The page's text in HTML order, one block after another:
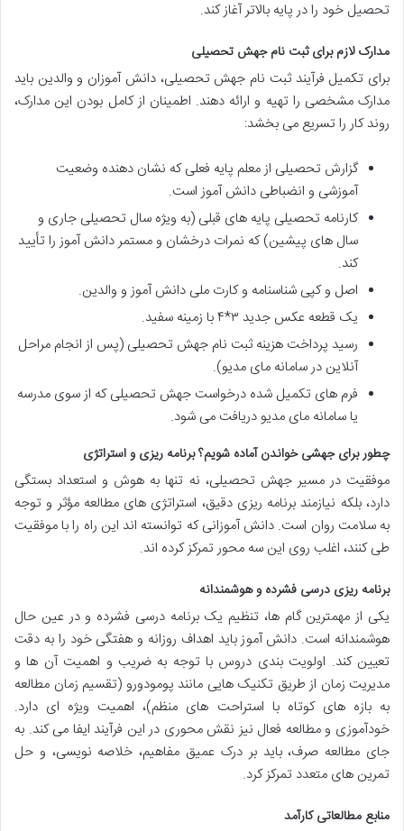
تحصیل خود را در پایه بالاتر آغاز کند.
مدارک لازم برای ثبت نام جهش تحصیلی
برای تکمیل فرآیند ثبت نام جهش تحصیلی، دانش آموزان و والدین باید
مدارک مشخصی را تهیه و ارائه دهند. اطمینان از کامل بودن این مدارک،
روند کار را تسریع می بخشد:
گزارش تحصیلی از معلم پایه فعلی که نشان دهنده وضعیت
آموزشی و انضباطی دانش آموز است.
کارنامه تحصیلی پایه های قبلی (به ویژه سال تحصیلی جاری و
سال های پیشین) که نمرات درخشان و مستمر دانش آموز را تأیید
کند.
اصل و کپی شناسنامه و کارت ملی دانش آموز و والدین.
یک قطعه عکس جدید ۳*۴ با زمینه سفید.
رسید پرداخت هزینه ثبت نام جهش تحصیلی (پس از انجام مراحل
آنلاین در سامانه مای مدیو).
فرم های تکمیل شده درخواست جهش تحصیلی که از سوی مدرسه
یا سامانه مای مدیو دریافت می شود.
چطور برای جهشی خواندن آماده شویم؟ برنامه ریزی و استراتژی
موفقیت در مسیر جهش تحصیلی، نه تنها به هوش و استعداد بستگی
دارد، بلکه نیازمند برنامه ریزی دقیق، استراتژی های مطالعه مؤثر و توجه
به سلامت روان است. دانش آموزانی که توانسته اند این راه را با موفقیت
طی کنند، اغلب روی این سه محور تمرکز کرده اند.
برنامه ریزی درسی فشرده و هوشمندانه
یکی از مهمترین گام ها، تنظیم یک برنامه درسی فشرده و در عین حال
هوشمندانه است. دانش آموز باید اهداف روزانه و هفتگی خود را به دقت
تعیین کند. اولویت بندی دروس با توجه به ضریب و اهمیت آن ها و
مدیریت زمان از طریق تکنیک هایی مانند پومودورو (تقسیم زمان مطالعه
به بازه های کوتاه با استراحت های منظم)، اهمیت ویژه ای دارد.
خودآموزی و مطالعه فعال نیز نقش محوری در این فرآیند ایفا می کند. به
جای مطالعه صرف، باید بر درک عمیق مفاهیم، خلاصه نویسی، و حل
تمرین های متعدد تمرکز کرد.
منابع مطالعاتی کارآمد